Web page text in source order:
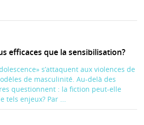
efficaces que la sensibilisation?
s’attaquent aux violences de
de masculinité. Au-delà des
questionnent : la fiction peut-elle
tels enjeux? Par ...